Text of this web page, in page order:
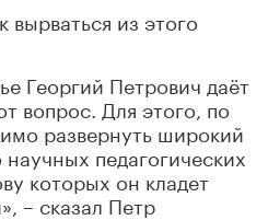
вырваться из этого
Георгий Петрович даёт
вопрос. Для этого, по
развернуть широкий
педагогических
которых он кладет
– сказал Петр